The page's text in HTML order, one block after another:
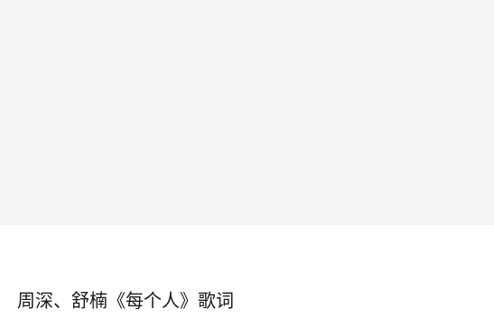
周深、舒楠《每个人》歌词